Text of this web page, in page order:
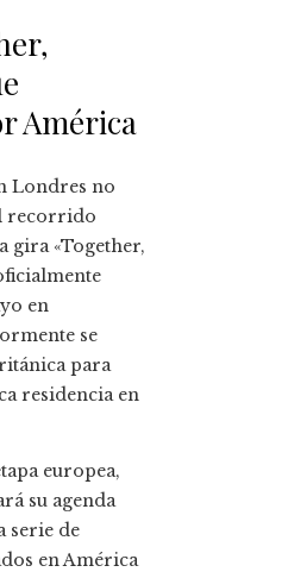
América
Londres no
recorrido
gira «Together,
en
se
para
residencia en
europea,
su agenda
serie de
en América